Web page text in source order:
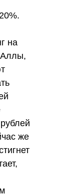
на
Аллы,
же